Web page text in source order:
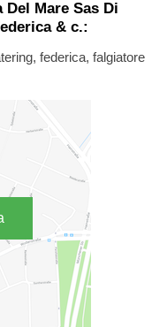
Mare Sas Di
& c.:
federica, falgiatore